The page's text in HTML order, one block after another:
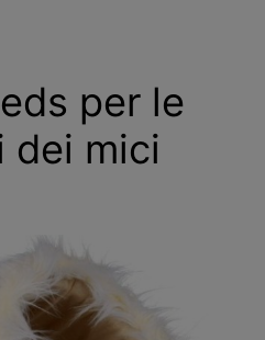
per le
dei mici